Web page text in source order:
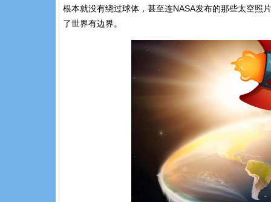
根本就没有绕过球体，甚至连NASA发布的那些太空照
了世界有边界。